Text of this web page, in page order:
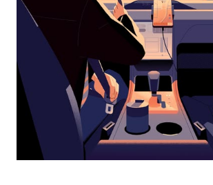
în
jos.
Închide
calendarul
apăsând
pe
butonul
Escape.